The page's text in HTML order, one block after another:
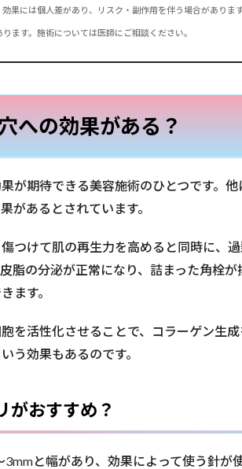
果には個人差があり、リスク・副作用を伴う場合がありま
ます。施術については医師にご相談ください。
への効果がある？
が期待できる美容施術のひとつです。他
があるとされています。
つけて肌の再生力を高めると同時に、
脂の分泌が正常になり、詰まった角栓
ます。
を活性化させることで、コラーゲン生
う効果もあるのです。
がおすすめ？
と幅があり、効果によって使う針が